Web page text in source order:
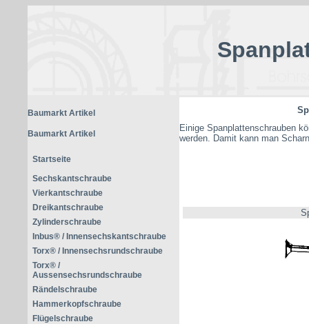
Baumarkt Artikel
Baumarkt Artikel
Startseite
Sechskantschraube
Vierkantschraube
Dreikantschraube
Zylinderschraube
Inbus® / Innensechskantschraube
Torx® / Innensechsrundschraube
Torx® /
Aussensechsrundschraube
Rändelschraube
Hammerkopfschraube
Flügelschraube
Einige Spanplattenschrauben
werden. Damit kann man